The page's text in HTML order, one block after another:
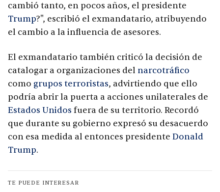
cambió tanto, en pocos años, el presidente
Trump?", escribió el exmandatario, atribuyendo
el cambio a la influencia de asesores.
El exmandatario también criticó la decisión de
catalogar a organizaciones del narcotráfico
como grupos terroristas, advirtiendo que ello
podría abrir la puerta a acciones unilaterales de
Estados Unidos fuera de su territorio. Recordó
que durante su gobierno expresó su desacuerdo
con esa medida al entonces presidente Donald
Trump.
TE PUEDE INTERESAR